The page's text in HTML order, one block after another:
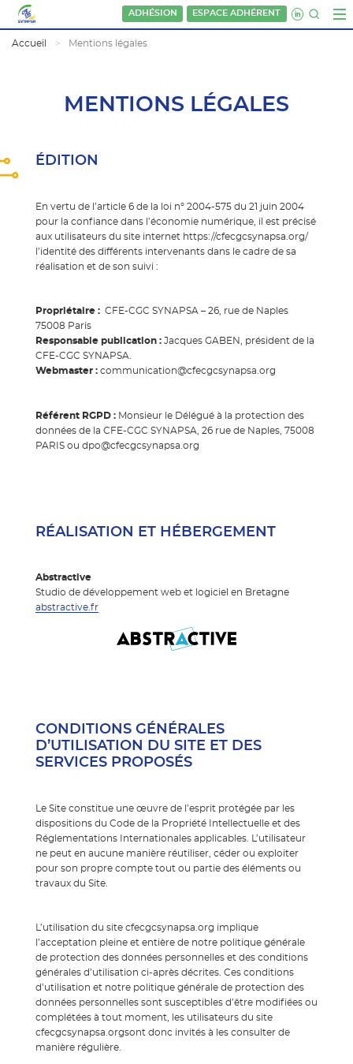
ADHÉSION ESPACE ADHÉRENT
Accueil Mentions légales
MENTIONS LÉGALES
ÉDITION
En vertu de l’article 6 de la loi n° 2004-575 du 21 juin 2004
pour la confiance dans l’économie numérique, il est précisé
aux utilisateurs du site internet https://cfecgcsynapsa.org/
l’identité des différents intervenants dans le cadre de sa
réalisation et de son suivi :
Propriétaire : CFE-CGC SYNAPSA – 26, rue de Naples
75008 Paris
Responsable publication : Jacques GABEN, président de la
CFE-CGC SYNAPSA.
Webmaster : communication@cfecgcsynapsa.org
Référent RGPD : Monsieur le Délégué à la protection des
données de la CFE-CGC SYNAPSA, 26 rue de Naples, 75008
PARIS ou dpo@cfecgcsynapsa.org
RÉALISATION ET HÉBERGEMENT
Abstractive
Studio de développement web et logiciel en Bretagne
abstractive.fr
CONDITIONS GÉNÉRALES
D’UTILISATION DU SITE ET DES
SERVICES PROPOSÉS
Le Site constitue une œuvre de l’esprit protégée par les
dispositions du Code de la Propriété Intellectuelle et des
Réglementations Internationales applicables. L’utilisateur
ne peut en aucune manière réutiliser, céder ou exploiter
pour son propre compte tout ou partie des éléments ou
travaux du Site.
L’utilisation du site cfecgcsynapsa.org implique
l’acceptation pleine et entière de notre politique générale
de protection des données personnelles et des conditions
générales d’utilisation ci-après décrites. Ces conditions
d’utilisation et notre politique générale de protection des
données personnelles sont susceptibles d’être modifiées ou
complétées à tout moment, les utilisateurs du site
cfecgcsynapsa.orgsont donc invités à les consulter de
manière régulière.